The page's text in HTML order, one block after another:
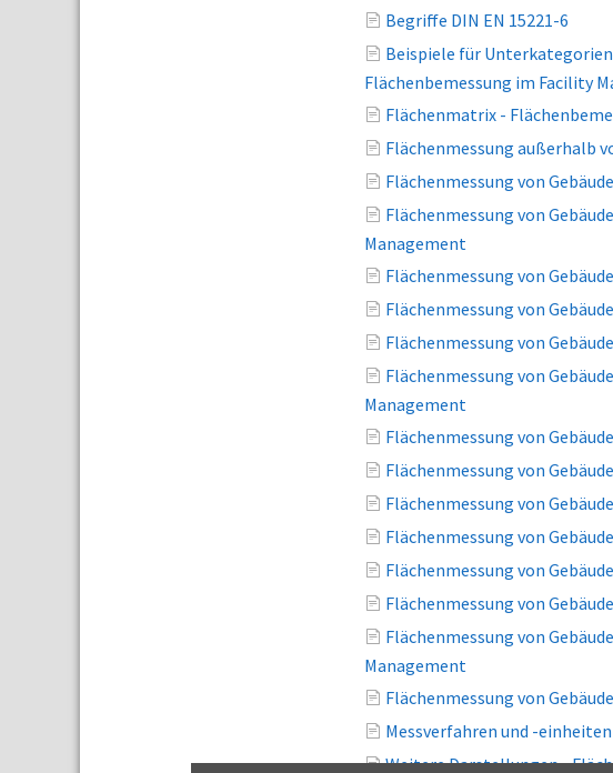
Begriffe DIN EN 15221-6
Beispiele für
Flächenbemessung im Facility
Flächenmatrix -
Flächenmessung außerhalb
Flächenmessung von
Flächenmessung von
Management
Flächenmessung von
Flächenmessung von
Flächenmessung von
Flächenmessung von
Management
Flächenmessung von
Flächenmessung von
Flächenmessung von
Flächenmessung von
Flächenmessung von
Flächenmessung von
Flächenmessung von
Management
Flächenmessung von
Messverfahren und -einheiten
Weitere Darstellungen -